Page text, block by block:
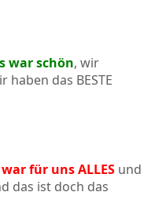
war schön, wir
haben das BESTE
war für uns ALLES und
das ist doch das